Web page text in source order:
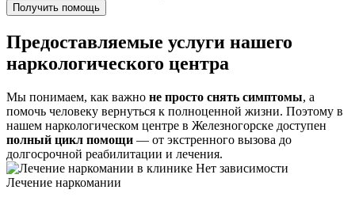
Получить помощь
Предоставляемые услуги нашего
наркологического центра
Мы понимаем, как важно не просто снять симптомы, а
помочь человеку вернуться к полноценной жизни. Поэтому в
нашем наркологическом центре в Железногорске доступен
полный цикл помощи — от экстренного вызова до
долгосрочной реабилитации и лечения.
Лечение наркомании